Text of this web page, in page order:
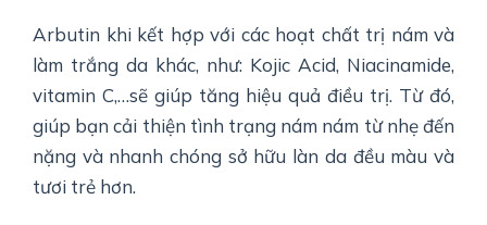
Arbutin khi kết hợp với các hoạt chất trị nám và
làm trắng da khác, như: Kojic Acid, Niacinamide,
vitamin C,…sẽ giúp tăng hiệu quả điều trị. Từ đó,
giúp bạn cải thiện tình trạng nám nám từ nhẹ đến
nặng và nhanh chóng sở hữu làn da đều màu và
tươi trẻ hơn.